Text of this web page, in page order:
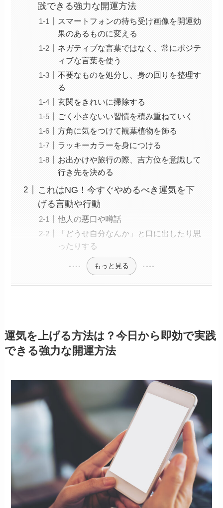
践できる強力な開運方法
スマートフォンの待ち受け画像を開運効
果のあるものに変える
ネガティブな言葉ではなく、常にポジテ
ィブな言葉を使う
不要なものを処分し、身の回りを整理す
る
玄関をきれいに掃除する
ごく小さないい習慣を積み重ねていく
方角に気をつけて観葉植物を飾る
ラッキーカラーを身につける
お出かけや旅行の際、吉方位を意識して
行き先を決める
これはNG！今すぐやめるべき運気を下
げる言動や行動
他人の悪口や噂話
「どうせ自分なんか」と口に出したり思
ったりする
もっと見る
運気を上げる方法は？今日から即効で実践
できる強力な開運方法